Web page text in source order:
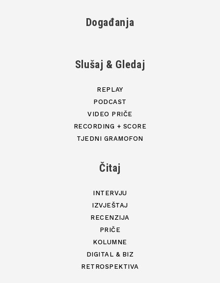
Događanja
Slušaj & Gledaj
REPLAY
PODCAST
VIDEO PRIČE
RECORDING + SCORE
TJEDNI GRAMOFON
Čitaj
INTERVJU
IZVJEŠTAJ
RECENZIJA
PRIČE
KOLUMNE
DIGITAL & BIZ
RETROSPEKTIVA